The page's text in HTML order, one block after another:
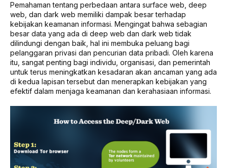
Pemahaman tentang perbedaan antara surface web, deep
web, dan dark web memiliki dampak besar terhadap
kebijakan keamanan informasi. Mengingat bahwa sebagian
besar data yang ada di deep web dan dark web tidak
dilindungi dengan baik, hal ini membuka peluang bagi
pelanggaran privasi dan pencurian data pribadi. Oleh karena
itu, sangat penting bagi individu, organisasi, dan pemerintah
untuk terus meningkatkan kesadaran akan ancaman yang ada
di kedua lapisan tersebut dan menerapkan kebijakan yang
efektif dalam menjaga keamanan dan kerahasiaan informasi.